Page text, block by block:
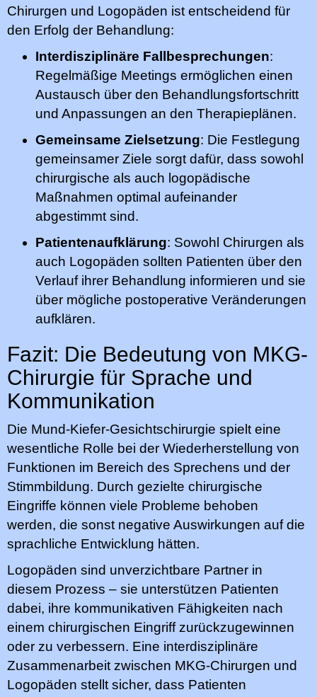
Chirurgen und Logopäden ist entscheidend für
den Erfolg der Behandlung:
Interdisziplinäre Fallbesprechungen:
Regelmäßige Meetings ermöglichen einen
Austausch über den Behandlungsfortschritt
und Anpassungen an den Therapieplänen.
Gemeinsame Zielsetzung: Die Festlegung
gemeinsamer Ziele sorgt dafür, dass sowohl
chirurgische als auch logopädische
Maßnahmen optimal aufeinander
abgestimmt sind.
Patientenaufklärung: Sowohl Chirurgen als
auch Logopäden sollten Patienten über den
Verlauf ihrer Behandlung informieren und sie
über mögliche postoperative Veränderungen
aufklären.
Fazit: Die Bedeutung von MKG-
Chirurgie für Sprache und
Kommunikation
Die Mund-Kiefer-Gesichtschirurgie spielt eine
wesentliche Rolle bei der Wiederherstellung von
Funktionen im Bereich des Sprechens und der
Stimmbildung. Durch gezielte chirurgische
Eingriffe können viele Probleme behoben
werden, die sonst negative Auswirkungen auf die
sprachliche Entwicklung hätten.
Logopäden sind unverzichtbare Partner in
diesem Prozess – sie unterstützen Patienten
dabei, ihre kommunikativen Fähigkeiten nach
einem chirurgischen Eingriff zurückzugewinnen
oder zu verbessern. Eine interdisziplinäre
Zusammenarbeit zwischen MKG-Chirurgen und
Logopäden stellt sicher, dass Patienten